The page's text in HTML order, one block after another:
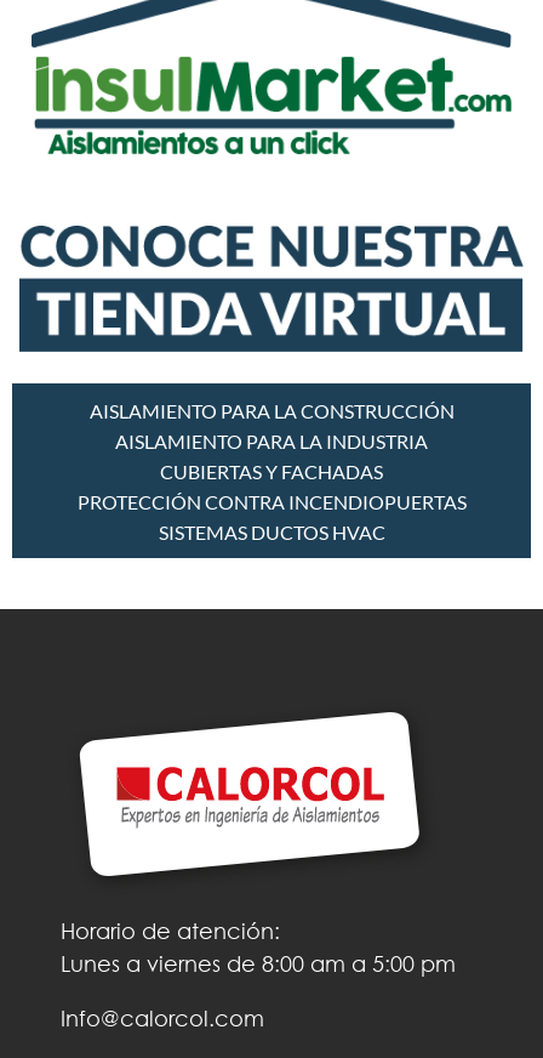
AISLAMIENTO PARA LA CONSTRUCCIÓN
AISLAMIENTO PARA LA INDUSTRIA
CUBIERTAS Y FACHADAS
PROTECCIÓN CONTRA INCENDIOPUERTAS
SISTEMAS DUCTOS HVAC
Horario de atención:
Lunes a viernes de 8:00 am a 5:00 pm
Info@calorcol.com